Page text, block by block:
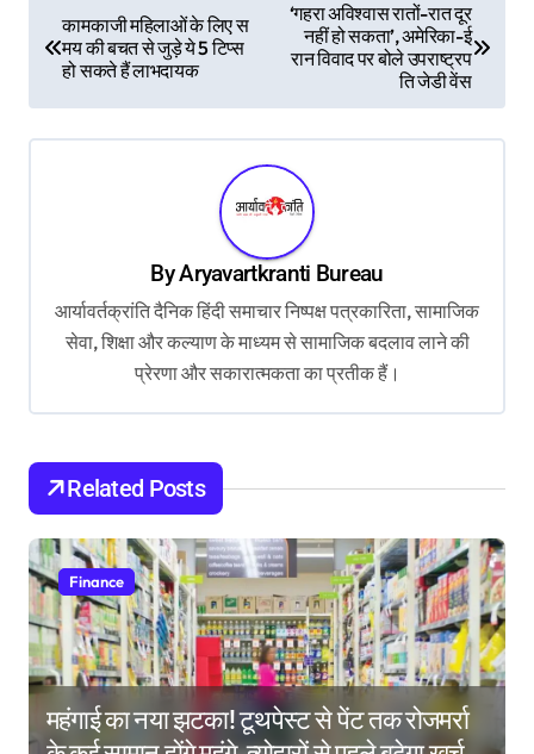
o
n
कामकाजी महिलाओं के लिए स
मय की बचत से जुड़े ये 5 टिप्स
हो सकते हैं लाभदायक
‘गहरा अविश्वास रातों-रात दूर
नहीं हो सकता’, अमेरिका-ई
रान विवाद पर बोले उपराष्ट्रप
ति जेडी वेंस
ByAryavartkranti Bureau
आर्यावर्तक्रांति दैनिक हिंदी समाचार निष्पक्ष पत्रकारिता, सामाजिक
सेवा, शिक्षा और कल्याण के माध्यम से सामाजिक बदलाव लाने की
प्रेरणा और सकारात्मकता का प्रतीक हैं।
Related Posts
Finance
महंगाई का नया झटका! टूथपेस्ट से पेंट तक रोजमर्रा